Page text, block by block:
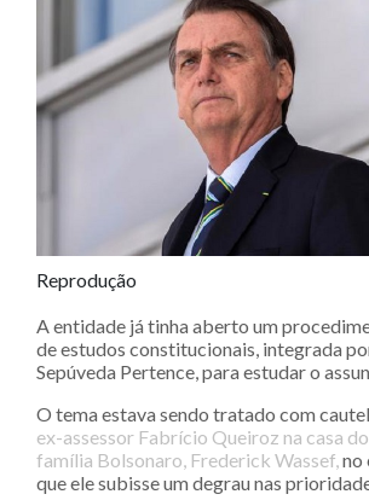
Reprodução
A entidade já tinha aberto um
de estudos constitucionais, integrada
Sepúveda Pertence, para estudar o
O tema estava sendo tratado com
ex-assessor Fabrício Queiroz na casa
família Bolsonaro, Frederick Wassef,no
que ele subisse um degrau nas